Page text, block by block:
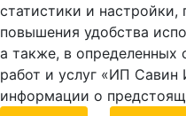
статистики и
повышения удобства
а также, в определенных
работ и услуг «ИП Савин
информации о